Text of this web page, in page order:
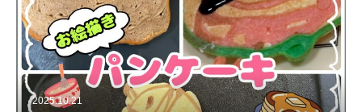
2025.10.21